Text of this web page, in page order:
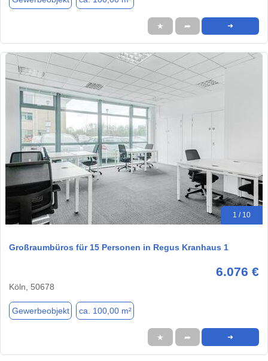
★ ➦ ➜
1 / 10
Großraumbüros für 15 Personen in Regus Kranhaus 1
6.076 €
Köln, 50678
Gewerbeobjekt ca. 100,00 m²
★ ➦ ➜